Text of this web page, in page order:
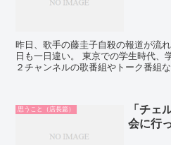
昨日、歌手の藤圭子自殺の報道が流
日も一日違い。 東京での学生時代、
２チャンネルの歌番組やトーク番組
思うこと（店長篇）
「チェ
会に行